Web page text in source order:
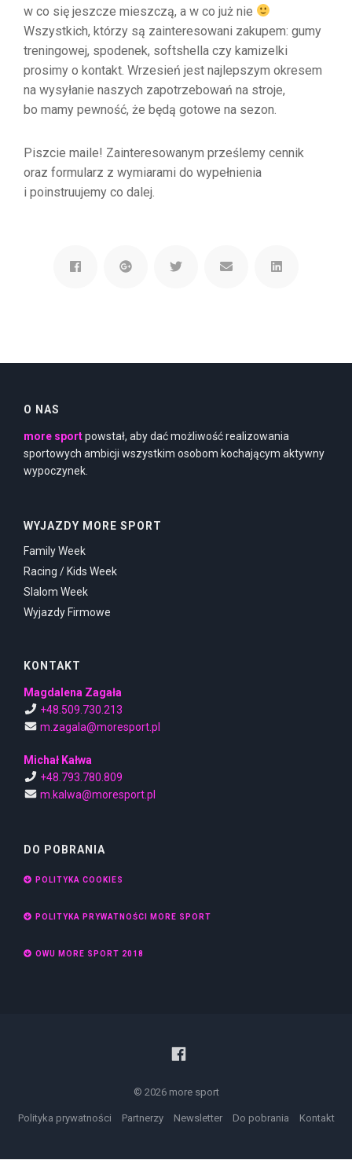
w co się jeszcze mieszczą, a w co już nie
Wszystkich, którzy są zainteresowani zakupem: gumy
treningowej, spodenek, softshella czy kamizelki
prosimy o kontakt. Wrzesień jest najlepszym okresem
na wysyłanie naszych zapotrzebowań na stroje,
bo mamy pewność, że będą gotowe na sezon.
Piszcie maile! Zainteresowanym prześlemy cennik
oraz formularz z wymiarami do wypełnienia
i poinstruujemy co dalej.
O NAS
more sportpowstał, aby dać możliwość realizowania
sportowych ambicji wszystkim osobom kochającym aktywny
wypoczynek.
WYJAZDY MORE SPORT
Family Week
Racing / Kids Week
Slalom Week
Wyjazdy Firmowe
KONTAKT
Magdalena Zagała
+48.509.730.213
m.zagala@moresport.pl
Michał Kałwa
+48.793.780.809
m.kalwa@moresport.pl
DO POBRANIA
POLITYKA COOKIES
POLITYKA PRYWATNOŚCI MORE SPORT
OWU MORE SPORT 2018
© 2026 more sport
Polityka prywatności Partnerzy Newsletter Do pobrania Kontakt